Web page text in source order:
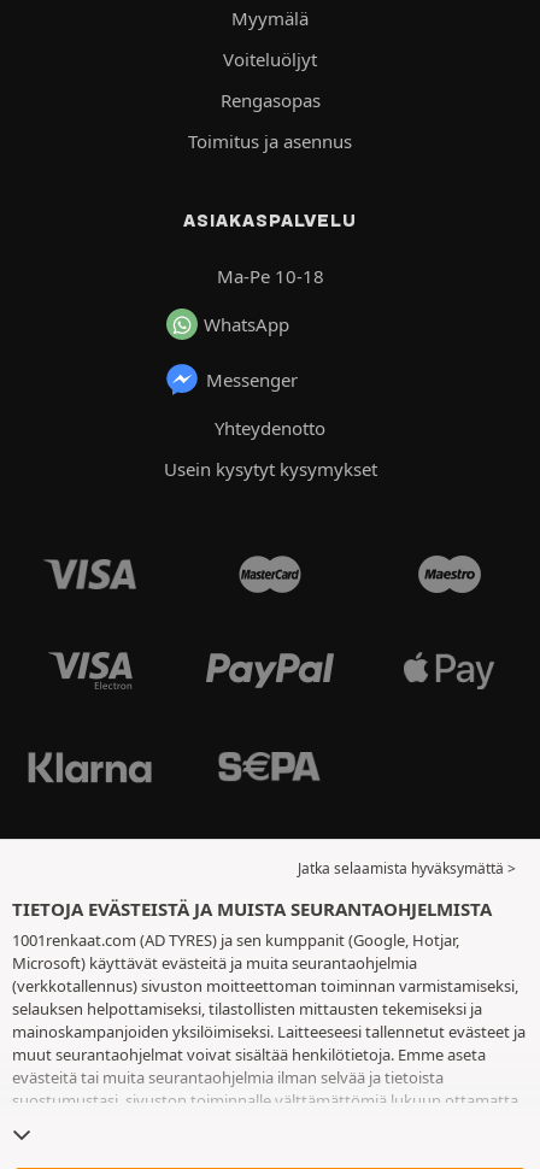
Myymälä
Voiteluöljyt
Rengasopas
Toimitus ja asennus
ASIAKASPALVELU
Ma-Pe 10-18
WhatsApp
Messenger
Yhteydenotto
Usein kysytyt kysymykset
Jatka selaamista hyväksymättä >
TIETOJA EVÄSTEISTÄ JA MUISTA SEURANTAOHJELMISTA
1001renkaat.com (AD TYRES) ja sen kumppanit (Google, Hotjar,
Microsoft) käyttävät evästeitä ja muita seurantaohjelmia
(verkkotallennus) sivuston moitteettoman toiminnan varmistamiseksi,
selauksen helpottamiseksi, tilastollisten mittausten tekemiseksi ja
mainoskampanjoiden yksilöimiseksi. Laitteeseesi tallennetut evästeet ja
muut seurantaohjelmat voivat sisältää henkilötietoja. Emme aseta
evästeitä tai muita seurantaohjelmia ilman selvää ja tietoista
suostumustasi, sivuston toiminnalle välttämättömiä lukuun ottamatta.
milloin tahansa